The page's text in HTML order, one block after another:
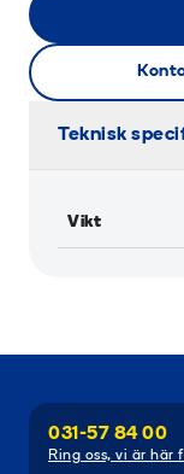
Teknisk
Vikt
031-57 84 00
Ring oss, vi är här